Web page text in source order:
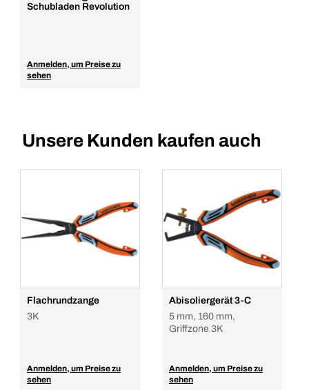
Schubladen Revolution
Anmelden, um Preise zu
sehen
Unsere Kunden kaufen auch
Flachrundzange
3K
Anmelden, um Preise zu
sehen
Abisoliergerät 3-C
5 mm, 160 mm,
Griffzone 3K
Anmelden, um Preise zu
sehen